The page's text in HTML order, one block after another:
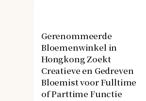
Gerenommeerde
Bloemenwinkel in
Hongkong Zoekt
Creatieve en Gedreven
Bloemist voor Fulltime
of Parttime Functie